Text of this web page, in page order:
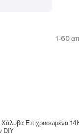
1-60
Επιχρυσωμένα 14K
DIY